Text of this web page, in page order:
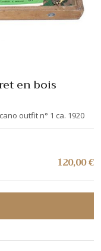
en bois
outfit n° 1 ca. 1920
120,00€